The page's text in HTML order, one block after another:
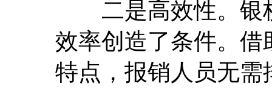
二是高效性。银
效率创造了条件。
特点，报销人员无